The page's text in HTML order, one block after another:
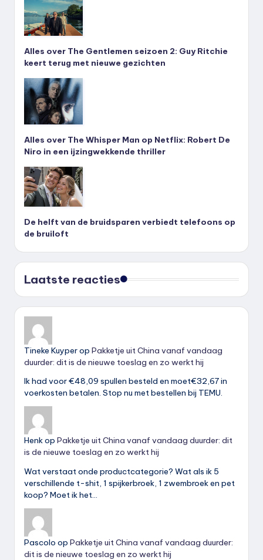
Alles over The Gentlemen seizoen 2: Guy Ritchie
keert terug met nieuwe gezichten
Alles over The Whisper Man op Netflix: Robert De
Niro in een ijzingwekkende thriller
De helft van de bruidsparen verbiedt telefoons op
de bruiloft
Laatste reacties
Tineke Kuyperop Pakketje uit China vanaf vandaag
duurder: dit is de nieuwe toeslag en zo werkt hij
Ik had voor €48,09 spullen besteld en moet€32,67 in
voerkosten betalen. Stop nu met bestellen bij TEMU.
Henkop Pakketje uit China vanaf vandaag duurder: dit
is de nieuwe toeslag en zo werkt hij
Wat verstaat onde productcategorie? Wat als ik 5
verschillende t-shit, 1 spijkerbroek, 1 zwembroek en pet
koop? Moet ik het…
Pascolo op Pakketje uit China vanaf vandaag duurder:
dit is de nieuwe toeslag en zo werkt hij